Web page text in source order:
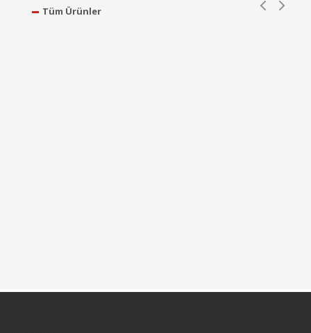
Tüm Ürünler